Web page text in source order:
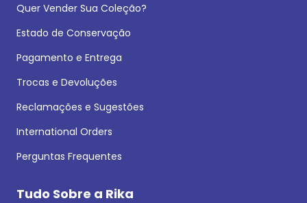
Quer Vender Sua Coleção?
Estado de Conservação
Pagamento e Entrega
Trocas e Devoluções
Reclamações e Sugestões
International Orders
Perguntas Frequentes
Tudo Sobre a Rika